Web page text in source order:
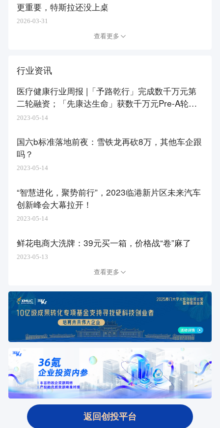
更重要，特斯拉还没上桌
2026-03-31
查看更多
行业资讯
医疗健康行业周报 |「予路乾行」完成数千万元第
二轮融资；「先康达生命」获数千万元Pre-A轮融
资
2023-05-14
国六b标准落地前夜：雪铁龙再砍8万，其他车企跟
吗？
2023-05-14
“智慧进化，聚势前行”，2023临港新片区未来汽车
创新峰会大幕拉开！
2023-05-14
鲜花电商大洗牌：39元买一箱，价格战“卷”麻了
2023-05-13
查看更多
返回创投平台